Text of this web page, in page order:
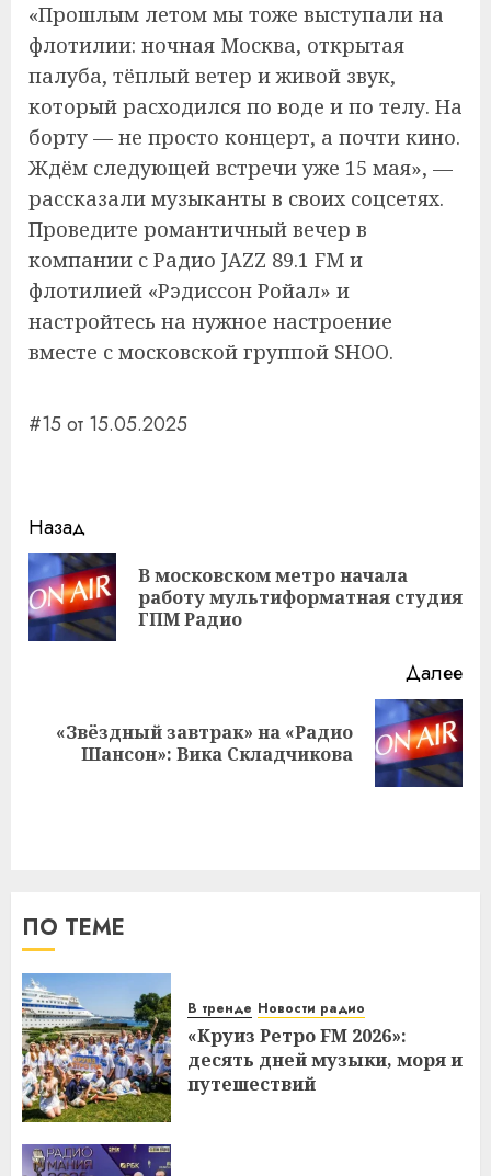
«Прошлым летом мы тоже выступали на
флотилии: ночная Москва, открытая
палуба, тёплый ветер и живой звук,
который расходился по воде и по телу. На
борту — не просто концерт, а почти кино.
Ждём следующей встречи уже 15 мая», —
рассказали музыканты в своих соцсетях.
Проведите романтичный вечер в
компании с Радио JAZZ 89.1 FM и
флотилией «Рэдиссон Ройал» и
настройтесь на нужное настроение
вместе с московской группой SHOO.
#15 от 15.05.2025
Навигация
записи
Назад
В московском метро начала
работу мультиформатная студия
ГПМ Радио
Далее
Следующая
запись:
«Звёздный завтрак» на «Радио
Шансон»: Вика Складчикова
ПО ТЕМЕ
В тренде Новости радио
«Круиз Ретро FM 2026»:
десять дней музыки, моря и
путешествий